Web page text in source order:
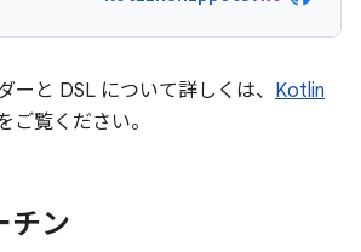
ーと DSL について詳しくは、 Kotlin
ご覧ください。
チン